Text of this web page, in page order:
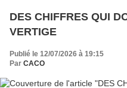
DES CHIFFRES QUI
VERTIGE
Publié le 12/07/2026 à 19:15
Par CACO